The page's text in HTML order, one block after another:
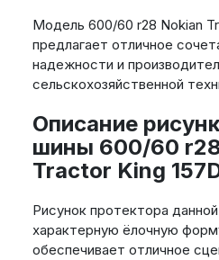
Модель 600/60 r28 Nokian
предлагает отличное
надежности и
сельскохозяйственной
Описание
шины 600/60
Tractor King
Рисунок протектора
характерную ёлочную
обеспечивает отличное